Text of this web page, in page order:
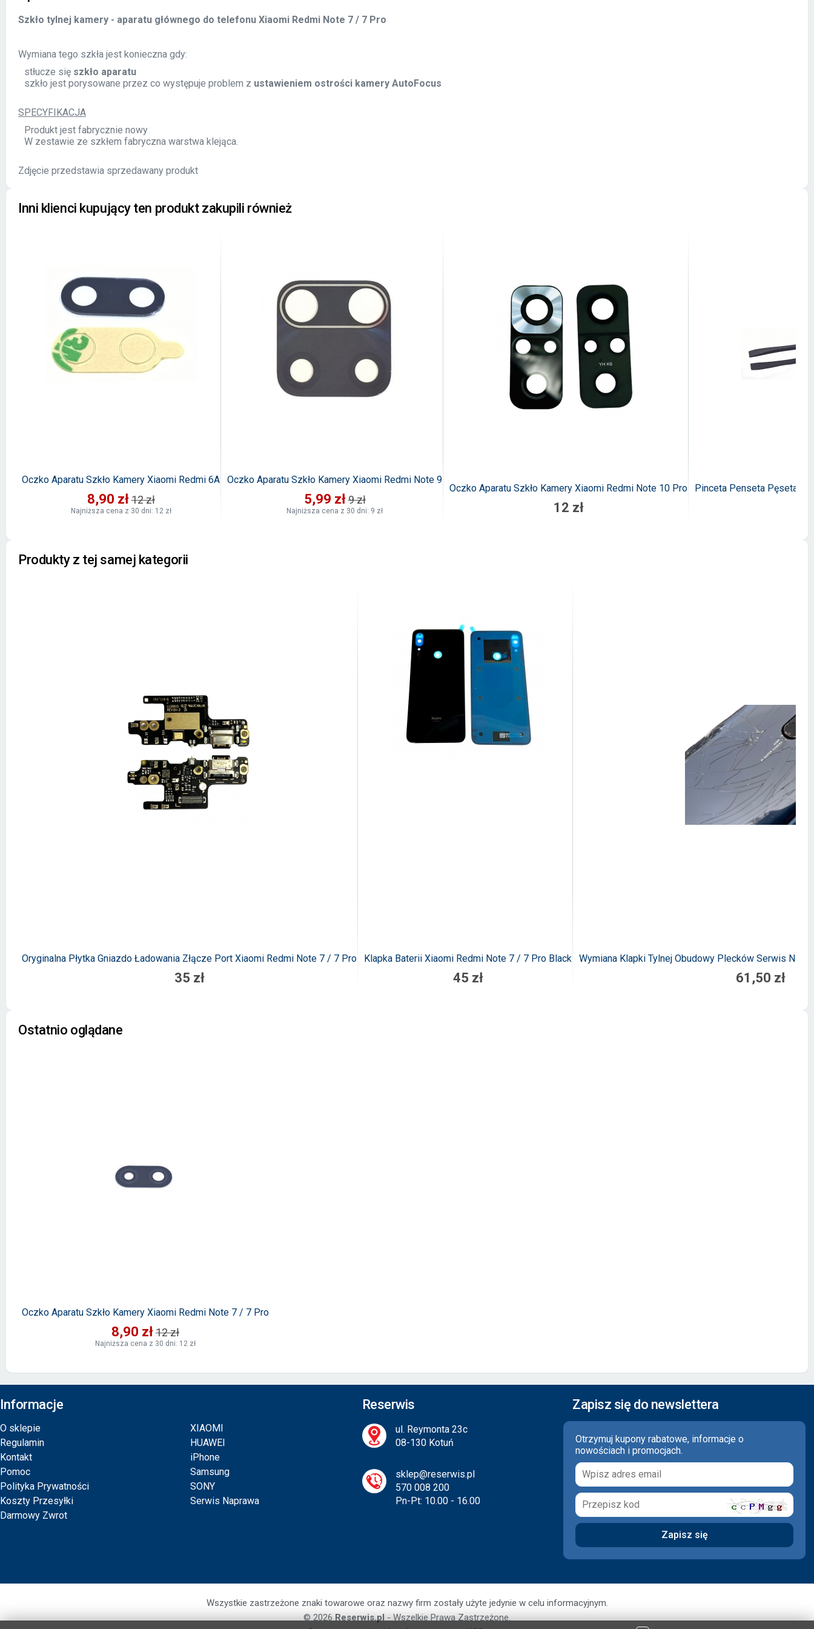
Szkło tylnej kamery - aparatu głównego do telefonu Xiaomi Redmi Note 7 / 7 Pro
Wymiana tego szkła jest konieczna gdy:
stłucze się szkło aparatu
szkło jest porysowane przez co występuje problem z ustawieniem ostrości kamery AutoFocus
SPECYFIKACJA
Produkt jest fabrycznie nowy
W zestawie ze szkłem fabryczna warstwa klejąca.
Zdjęcie przedstawia sprzedawany produkt
Inni klienci kupujący ten produkt zakupili również
Oczko Aparatu Szkło Kamery Xiaomi Redmi 6A
8,90 zł12 zł
Najniższa cena z 30 dni: 12 zł
Oczko Aparatu Szkło Kamery Xiaomi Redmi Note 9
5,99 zł9 zł
Najniższa cena z 30 dni: 9 zł
Oczko Aparatu Szkło Kamery Xiaomi Redmi Note 10 Pro
12 zł
Pinceta Penseta Pęseta
Produkty z tej samej kategorii
Oryginalna Płytka Gniazdo Ładowania Złącze Port Xiaomi Redmi Note 7 / 7 Pro
35 zł
Klapka Baterii Xiaomi Redmi Note 7 / 7 Pro Black
45 zł
Wymiana Klapki Tylnej Obudowy Plecków Serwis
61,50 zł
Ostatnio oglądane
Oczko Aparatu Szkło Kamery Xiaomi Redmi Note 7 / 7 Pro
8,90 zł12 zł
Najniższa cena z 30 dni: 12 zł
Informacje
O sklepie
Regulamin
Kontakt
Pomoc
Polityka Prywatności
Koszty Przesyłki
Darmowy Zwrot
XIAOMI
HUAWEI
iPhone
Samsung
SONY
Serwis Naprawa
Reserwis
ul. Reymonta 23c
08-130 Kotuń
sklep@reserwis.pl
570 008 200
Pn-Pt: 10.00 - 16.00
Zapisz się do newslettera
Otrzymuj kupony rabatowe, informacje o
nowościach i promocjach.
Wszystkie zastrzeżone znaki towarowe oraz nazwy firm zostały użyte jedynie w celu informacyjnym.
© 2026 Reserwis.pl - Wszelkie Prawa Zastrzeżone.